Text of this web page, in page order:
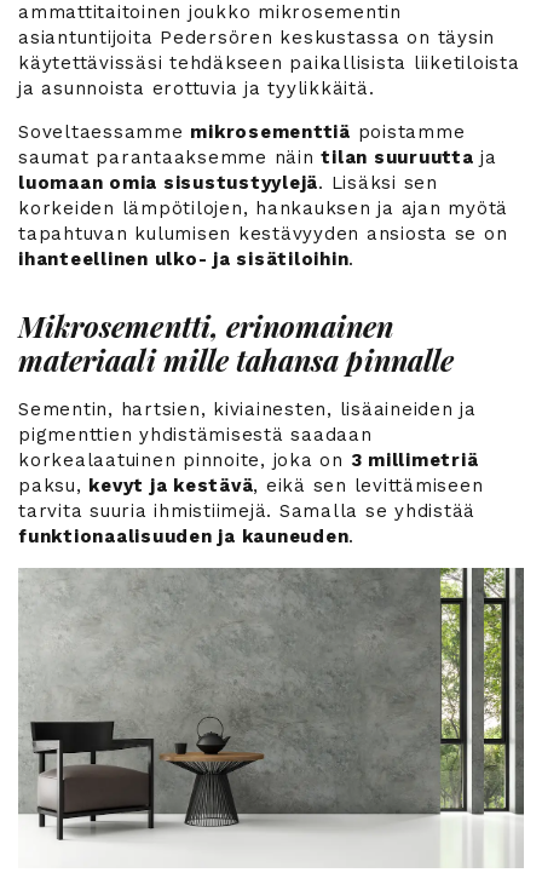
ammattitaitoinen joukko mikrosementin
asiantuntijoita Pedersören keskustassa on täysin
käytettävissäsi tehdäkseen paikallisista liiketiloista
ja asunnoista erottuvia ja tyylikkäitä.
Soveltaessamme mikrosementtiä poistamme
saumat parantaaksemme näintilan suuruutta ja
luomaan omia sisustustyylejä. Lisäksi sen
korkeiden lämpötilojen, hankauksen ja ajan myötä
tapahtuvan kulumisen kestävyyden ansiosta se on
ihanteellinen ulko- ja sisätiloihin.
Mikrosementti, erinomainen
materiaali mille tahansa pinnalle
Sementin, hartsien, kiviainesten, lisäaineiden ja
pigmenttien yhdistämisestä saadaan
korkealaatuinen pinnoite, joka on 3 millimetriä
paksu, kevyt ja kestävä, eikä sen levittämiseen
tarvita suuria ihmistiimejä. Samalla se yhdistää
funktionaalisuuden ja kauneuden.